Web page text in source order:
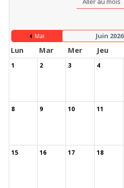
Mai Juin 2026
Lun Mar Mer Jeu
1 2 3 4
8 9 10 11
15 16 17 18